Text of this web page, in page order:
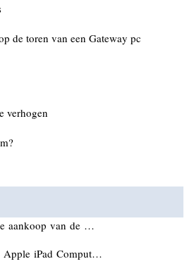
de toren van een Gateway pc
verhogen
aankoop van de …
Apple iPad Comput…